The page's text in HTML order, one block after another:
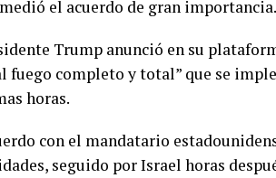
el acuerdo de gran importancia.
Trump anunció en su
fuego completo y total” que se
horas.
con el mandatario
seguido por Israel horas